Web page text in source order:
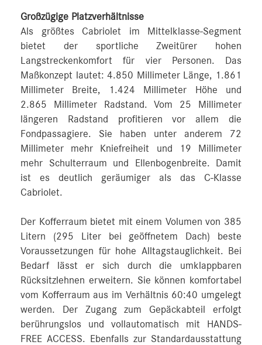
Großzügige Platzverhältnisse
Als größtes Cabriolet im Mittelklasse-Segment
bietet der sportliche Zweitürer hohen
Langstreckenkomfort für vier Personen. Das
Maßkonzept lautet: 4.850 Millimeter Länge, 1.861
Millimeter Breite, 1.424 Millimeter Höhe und
2.865 Millimeter Radstand. Vom 25 Millimeter
längeren Radstand profitieren vor allem die
Fondpassagiere. Sie haben unter anderem 72
Millimeter mehr Kniefreiheit und 19 Millimeter
mehr Schulterraum und Ellenbogenbreite. Damit
ist es deutlich geräumiger als das C-Klasse
Cabriolet.
Der Kofferraum bietet mit einem Volumen von 385
Litern (295 Liter bei geöffnetem Dach) beste
Voraussetzungen für hohe Alltagstauglichkeit. Bei
Bedarf lässt er sich durch die umklappbaren
Rücksitzlehnen erweitern. Sie können komfortabel
vom Kofferraum aus im Verhältnis 60:40 umgelegt
werden. Der Zugang zum Gepäckabteil erfolgt
berührungslos und vollautomatisch mit HANDS-
FREE ACCESS. Ebenfalls zur Standardausstattung